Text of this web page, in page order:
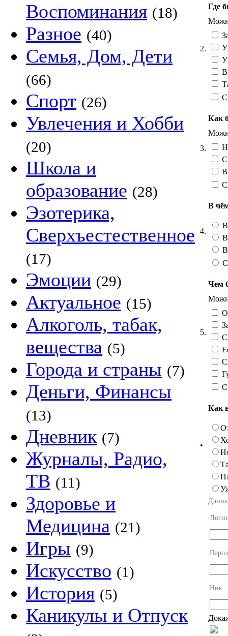
Воспоминания (18)
Разное (40)
Семья, Дом, Дети
(66)
Спорт (26)
Увлечения и Хобби
(20)
Школа и
образование (28)
Эзотерика,
Сверхъестественное
(17)
Эмоции (29)
Актуальное (15)
Алкоголь, табак,
вещества (5)
Города и страны (7)
Деньги, Финансы
(13)
Дневник (7)
Журналы, Радио,
ТВ (11)
Здоровье и
Медицина (21)
Игры (9)
Искусство (1)
История (5)
Каникулы и Отпуск
2.
Где
У
У
В
3.
Как
С
В
4.
В
В
В
5.
Чем
•
Как
Ник